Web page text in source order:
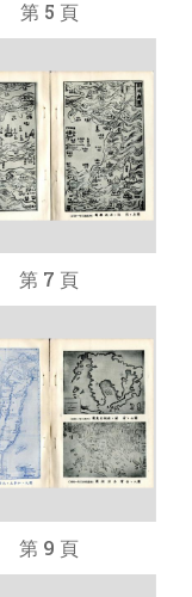
第 5 頁
第 7 頁
第 9 頁